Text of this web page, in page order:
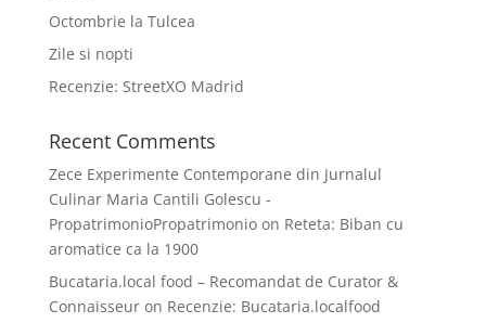
Octombrie la Tulcea
Zile si nopti
Recenzie: StreetXO Madrid
Recent Comments
Zece Experimente Contemporane din Jurnalul
Culinar Maria Cantili Golescu -
PropatrimonioPropatrimonioon Reteta: Biban cu
aromatice ca la 1900
Bucataria.local food – Recomandat de Curator &
Connaisseuron Recenzie: Bucataria.localfood